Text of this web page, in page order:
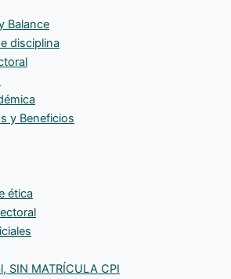
Balance
disciplina
y Beneficios
ética
SIN MATRÍCULA CPI